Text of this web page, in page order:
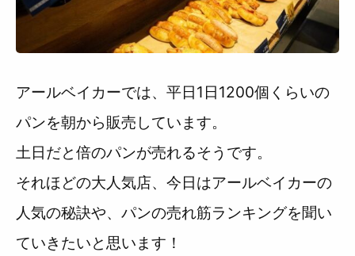
アールベイカーでは、平日1日1200個くらいの
パンを朝から販売しています。
土日だと倍のパンが売れるそうです。
それほどの大人気店、今日はアールベイカーの
人気の秘訣や、パンの売れ筋ランキングを聞い
ていきたいと思います！